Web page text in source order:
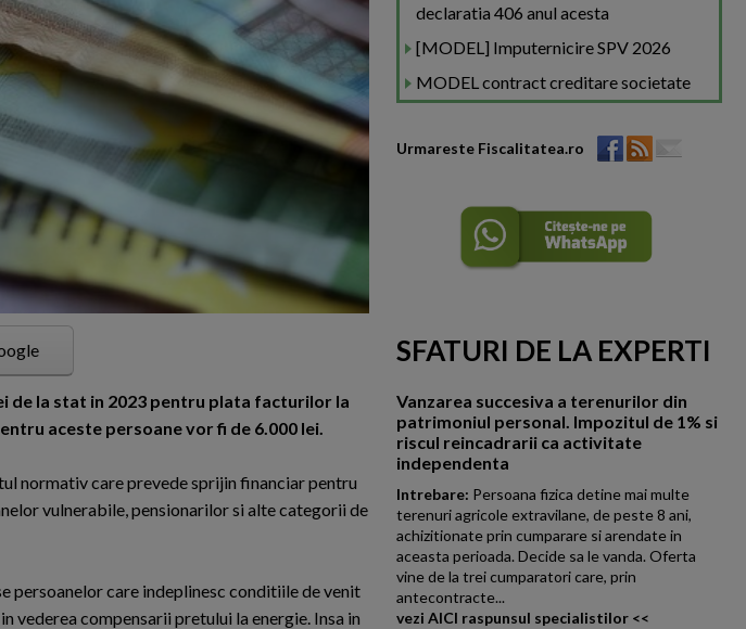
de la stat in 2023 pentru plata facturilor la
aceste persoane vor fi de 6.000 lei.
normativ care prevede sprijin financiar pentru
vulnerabile, pensionarilor si alte categorii de
persoanelor care indeplinesc conditiile de venit
vederea compensarii pretului la energie. Insa in
declaratia 406 anul acesta
[MODEL] Imputernicire SPV 2026
MODEL contract creditare societate
Urmareste Fiscalitatea.ro
SFATURI DE LA EXPERTI
Vanzarea succesiva a terenurilor din
patrimoniul personal. Impozitul de 1% si
riscul reincadrarii ca activitate
independenta
Intrebare: Persoana fizica detine mai multe
terenuri agricole extravilane, de peste 8 ani,
achizitionate prin cumparare si arendate in
aceasta perioada. Decide sa le vanda. Oferta
vine de la trei cumparatori care, prin
antecontracte...
vezi AICI raspunsul specialistilor <<